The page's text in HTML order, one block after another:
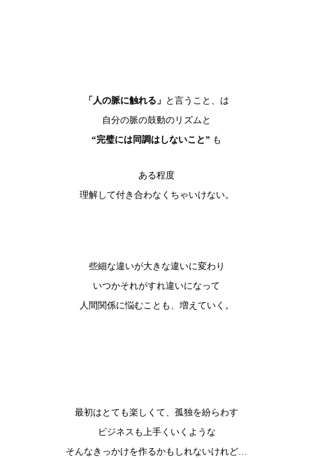
「人の脈に触れる」 と言うこと、は
自分の脈の鼓動のリズムと
“完璧には同調はしないこと” も
ある程度
理解して付き合わなくちゃいけない。
些細な違いが大きな違いに変わり
いつかそれがすれ違いになって
人間関係に悩むことも、増えていく。
最初はとても楽しくて、孤独を紛らわす
ビジネスも上手くいくような
そんなきっかけを作るかもしれないけれど…